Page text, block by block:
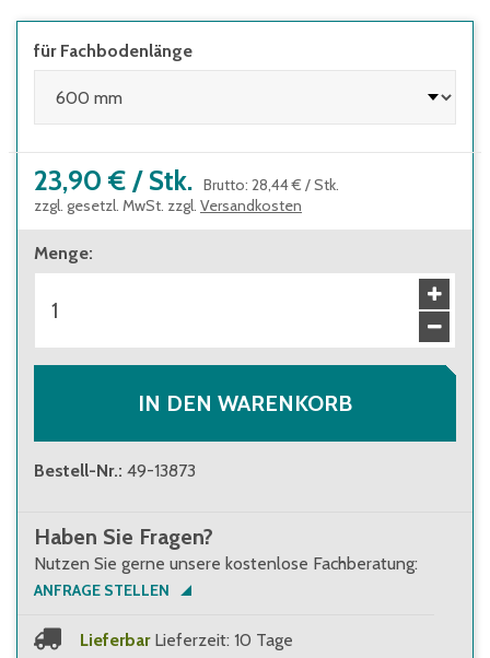
für Fachbodenlänge
23,90 € / Stk. Brutto: 28,44 € /Stk.
zzgl. gesetzl. MwSt. zzgl. Versandkosten
Menge:
IN DEN WARENKORB
Bestell-Nr.: 49-13873
Haben Sie Fragen?
Nutzen Sie gerne unsere kostenlose Fachberatung:
ANFRAGE STELLEN
Lieferbar Lieferzeit: 10 Tage